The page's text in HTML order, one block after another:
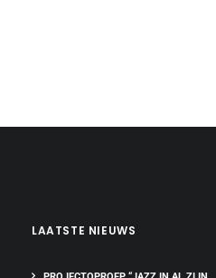
LAATSTE NIEUWS